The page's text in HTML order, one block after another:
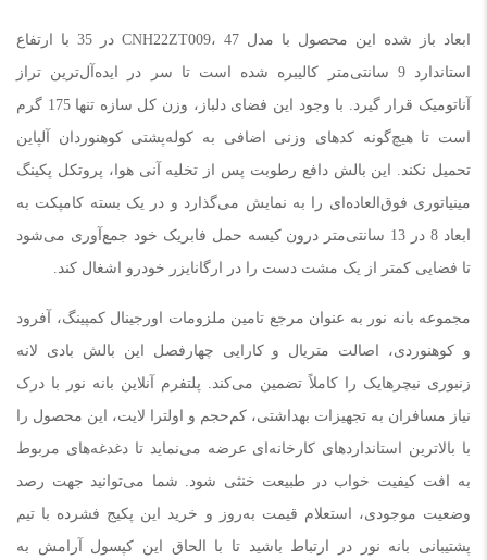
ابعاد باز شده این محصول با مدل CNH22ZT009، 47 در 35 با ارتفاع
استاندارد 9 سانتی‌متر کالیبره شده است تا سر در ایده‌آل‌ترین تراز
آناتومیک قرار گیرد. با وجود این فضای دلباز، وزن کل سازه تنها 175 گرم
است تا هیچ‌گونه کدهای وزنی اضافی به کوله‌پشتی کوهنوردان آلپاین
تحمیل نکند. این بالش دافع رطوبت پس از تخلیه آنی هوا، پروتکل پکینگ
مینیاتوری فوق‌العاده‌ای را به نمایش می‌گذارد و در یک بسته کامپکت به
ابعاد 8 در 13 سانتی‌متر درون کیسه حمل فابریک خود جمع‌آوری می‌شود
تا فضایی کمتر از یک مشت دست را در ارگانایزر خودرو اشغال کند.
مجموعه بانه نور به عنوان مرجع تامین ملزومات اورجینال کمپینگ، آفرود
و کوهنوردی، اصالت متریال و کارایی چهارفصل این بالش بادی لانه
زنبوری نیچرهایک را کاملاً تضمین می‌کند. پلتفرم آنلاین بانه نور با درک
نیاز مسافران به تجهیزات بهداشتی، کم‌حجم و اولترا لایت، این محصول را
با بالاترین استانداردهای کارخانه‌ای عرضه می‌نماید تا دغدغه‌های مربوط
به افت کیفیت خواب در طبیعت خنثی شود. شما می‌توانید جهت رصد
وضعیت موجودی، استعلام قیمت به‌روز و خرید این پکیج فشرده با تیم
پشتیبانی بانه نور در ارتباط باشید تا با الحاق این کپسول آرامش به